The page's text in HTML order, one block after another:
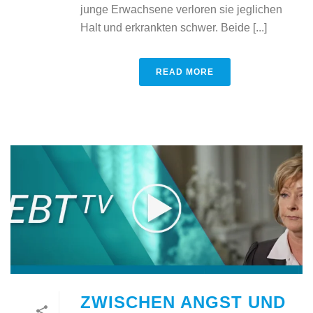
junge Erwachsene verloren sie jeglichen
Halt und erkrankten schwer. Beide [...]
READ MORE
ZWISCHEN ANGST UND